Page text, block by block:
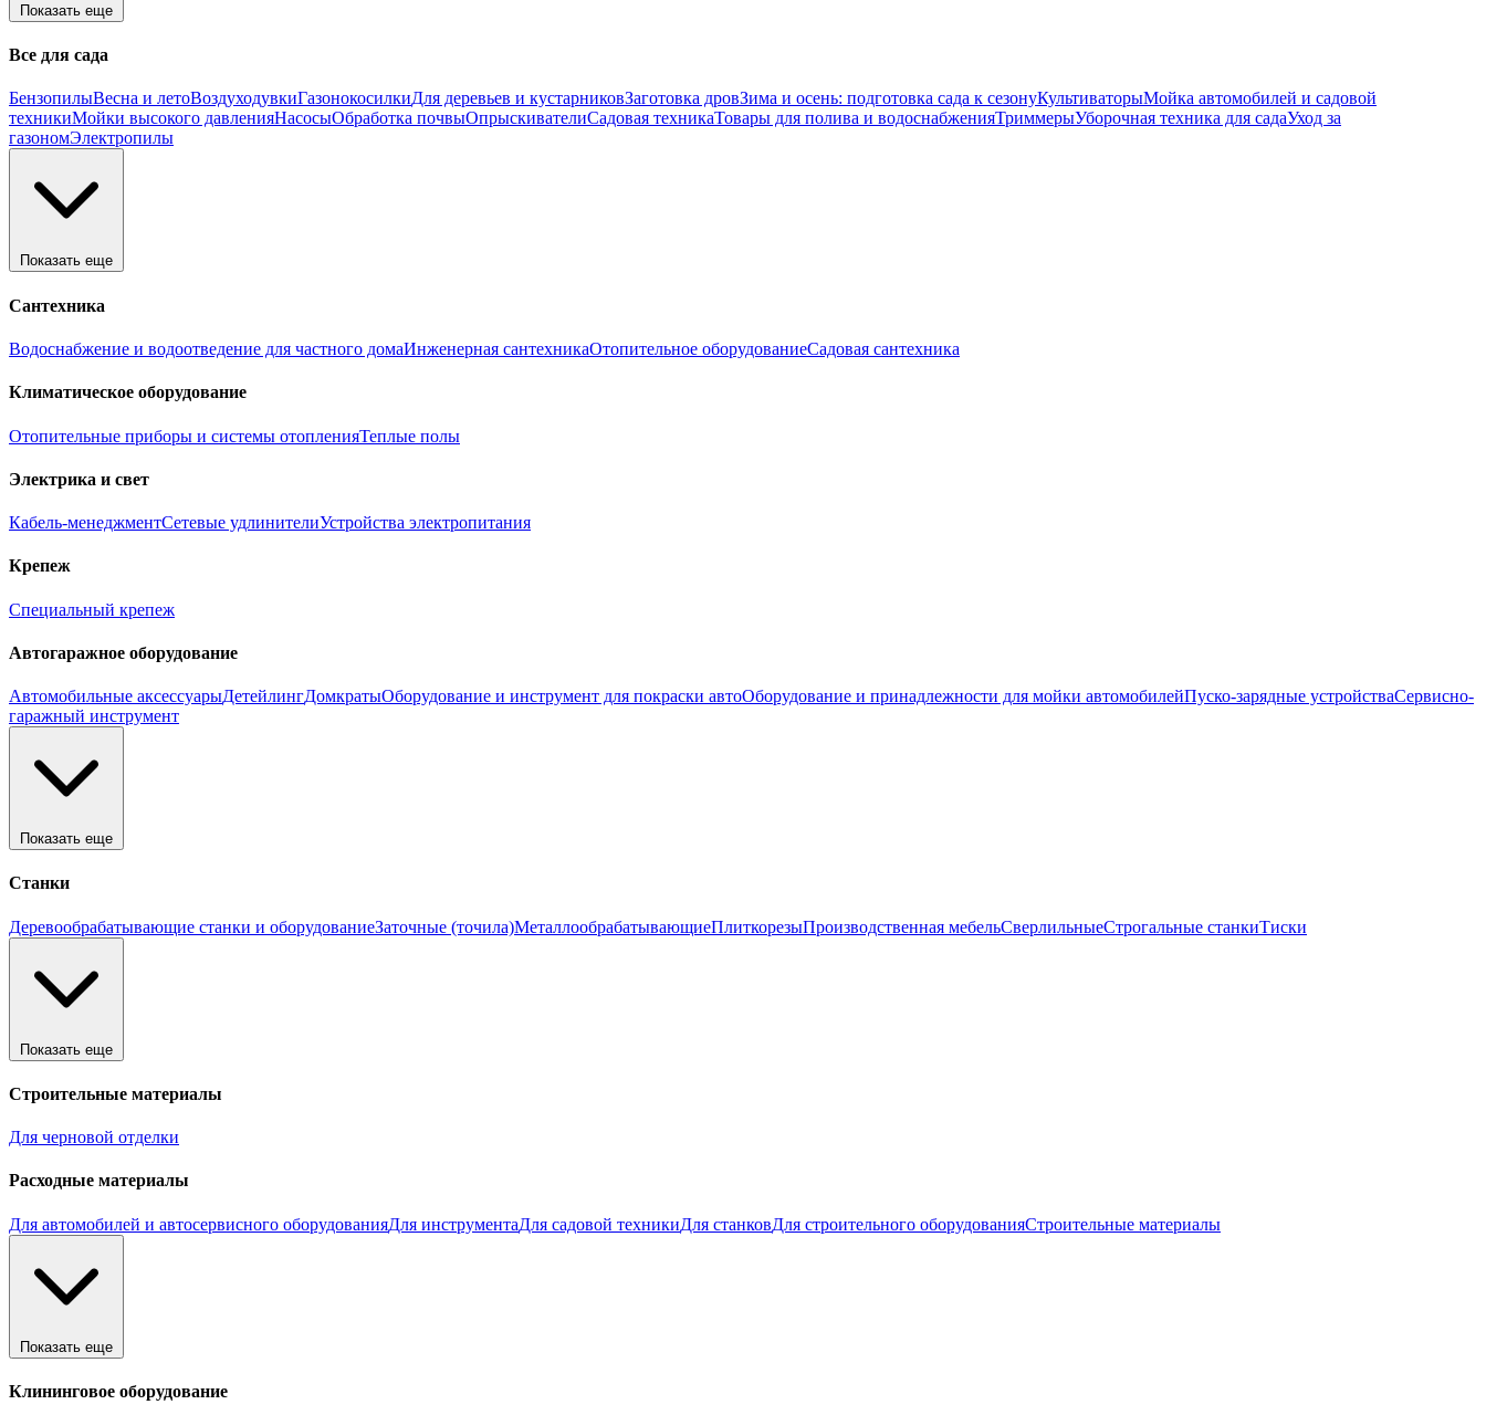
Показать еще
Все для сада
БензопилыВесна и летоВоздуходувкиГазонокосилкиДля деревьев и кустарниковЗаготовка дровЗима и осень: подготовка сада к сезонуКультиваторыМойка автомобилей и садовой
техникиМойки высокого давленияНасосыОбработка почвыОпрыскивателиСадовая техникаТовары для полива и водоснабженияТриммерыУборочная техника для садаУход за
газономЭлектропилы
Показать еще
Сантехника
Водоснабжение и водоотведение для частного домаИнженерная сантехникаОтопительное оборудованиеСадовая сантехника
Климатическое оборудование
Отопительные приборы и системы отопленияТеплые полы
Электрика и свет
Кабель-менеджментСетевые удлинителиУстройства электропитания
Крепеж
Специальный крепеж
Автогаражное оборудование
Автомобильные аксессуарыДетейлингДомкратыОборудование и инструмент для покраски автоОборудование и принадлежности для мойки автомобилейПуско-зарядные устройстваСервисно-
гаражный инструмент
Показать еще
Станки
Деревообрабатывающие станки и оборудованиеЗаточные (точила)МеталлообрабатывающиеПлиткорезыПроизводственная мебельСверлильныеСтрогальные станкиТиски
Показать еще
Строительные материалы
Для черновой отделки
Расходные материалы
Для автомобилей и автосервисного оборудованияДля инструментаДля садовой техникиДля станковДля строительного оборудованияСтроительные материалы
Показать еще
Клининговое оборудование